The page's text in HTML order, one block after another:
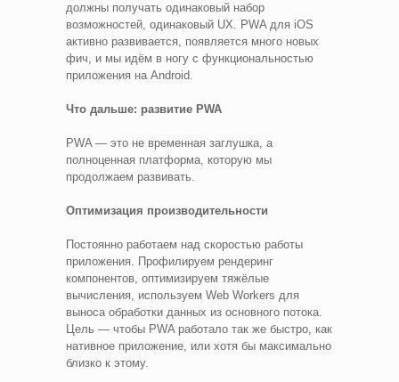
должны получать одинаковый набор
возможностей, одинаковый UX. PWA для iOS
активно развивается, появляется много новых
фич, и мы идём в ногу с функциональностью
приложения на Android.
Что дальше: развитие PWA
PWA — это не временная заглушка, а
полноценная платформа, которую мы
продолжаем развивать.
Оптимизация производительности
Постоянно работаем над скоростью работы
приложения. Профилируем рендеринг
компонентов, оптимизируем тяжёлые
вычисления, используем Web Workers для
выноса обработки данных из основного потока.
Цель — чтобы PWA работало так же быстро, как
нативное приложение, или хотя бы максимально
близко к этому.